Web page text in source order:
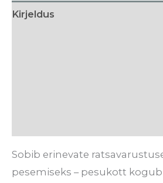
Kirjeldus
Sobib erinevate
pesemiseks – pesukott